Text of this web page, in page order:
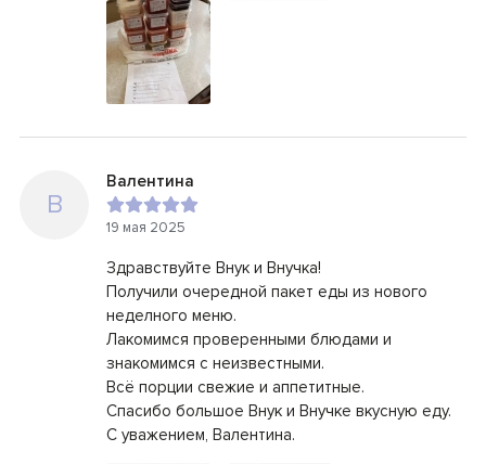
В
Валентина
19 мая 2025
Здравствуйте Внук и Внучка!
Получили очередной пакет еды из нового
неделного меню.
Лакомимся проверенными блюдами и
знакомимся с неизвестными.
Всё порции свежие и аппетитные.
Спасибо большое Внук и Внучке вкусную еду.
С уважением, Валентина.